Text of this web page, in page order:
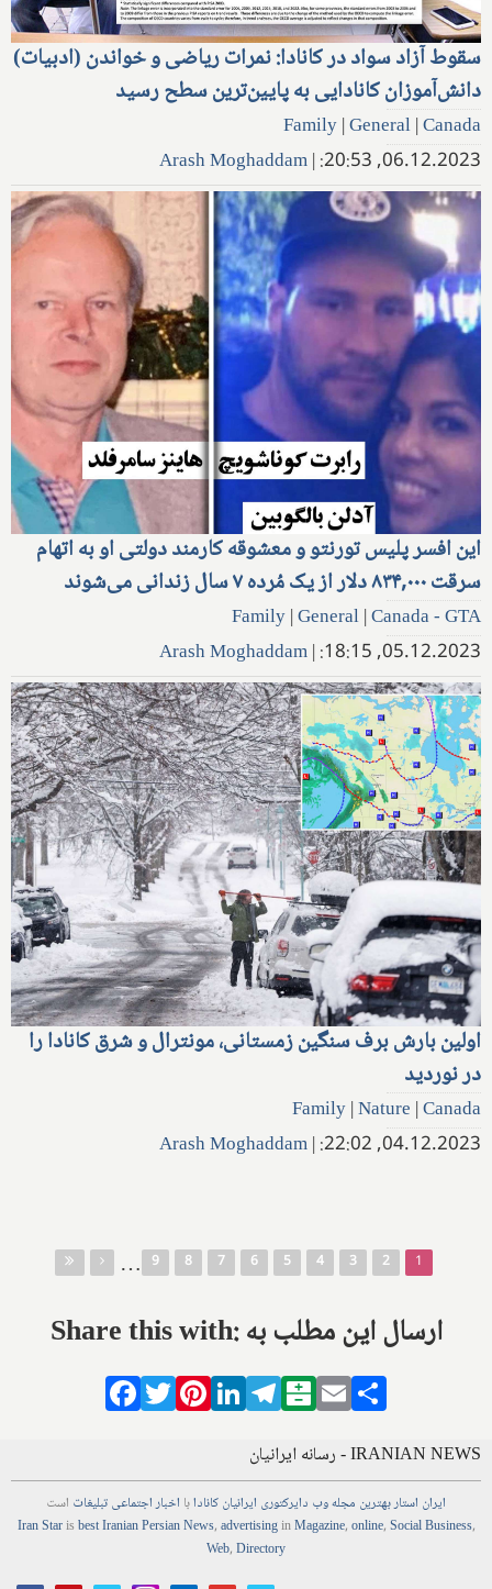
سقوط آزاد سواد در کانادا: نمرات ریاضی و خواندن (ادبیات)
دانش‌آموزان کانادایی به پایین‌ترین سطح رسید
Family|General|Canada
06.12.2023, 20:53:
|
Arash Moghaddam
این افسر پلیس تورنتو و معشوقه کارمند دولتی او به اتهام
سرقت ۸۳۴,۰۰۰ دلار از یک مُرده ۷ سال زندانی می‌شوند
Family|General|Canada - GTA
05.12.2023, 18:15:
|
Arash Moghaddam
اولین بارش برف سنگین زمستانی، مونترال و شرق کانادا را
در نوردید
Family|Nature |Canada
04.12.2023, 22:02:
|
Arash Moghaddam
1
2
3
4
5
6
7
8
9
…
Share this with: ارسال این مطلب به
Facebook
TwitterPinterestLinkedIn
Telegram
Balatarin
Email
IRANIAN NEWS - رسانه ایرانیان
ایران استاربهترین مجلهوب دایرکتوری ایرانیان کانادابا اخباراجتماعیتبلیغات است
Iran Starisbest Iranian PersianNews,advertisinginMagazine,online,Social Business,
Web,Directory